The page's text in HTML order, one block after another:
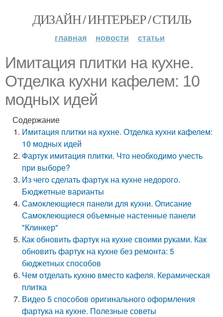
ДИЗАЙН / ИНТЕРЬЕР / СТИЛЬ
главная новости статьи
Имитация плитки на кухне.
Отделка кухни кафелем: 10
модных идей
Содержание
Имитация плитки на кухне. Отделка кухни кафелем:
10 модных идей
Фартук имитация плитки. Что необходимо учесть
при выборе?
Из чего сделать фартук на кухне недорого.
Бюджетные варианты
Самоклеющиеся панели для кухни. Описание
Самоклеющиеся объемные настенные панели
"Клинкер"
Как обновить фартук на кухне своими руками. Как
обновить фартук на кухне без ремонта: 5
бюджетных способов
Чем отделать кухню вместо кафеля. Керамическая
плитка
Видео 5 способов оригинального оформления
фартука на кухне. Полезные советы